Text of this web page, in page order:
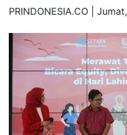
PRINDONESIA.CO | Jumat,